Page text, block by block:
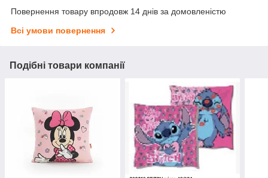
Повернення товару впродовж 14 днів за домовленістю
Всі умови повернення
Подібні товари компанії